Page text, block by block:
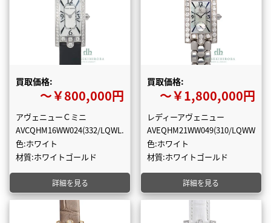
買取価格:
〜￥800,000円
アヴェニューＣミニ
AVCQHM16WW024(332/LQWL.M/D3.1)
色:ホワイト
材質:ホワイトゴールド
詳細を見る
買取価格:
〜￥1,800,000円
レディーアヴェニュー
AVEQHM21WW049(310/LQWW.M/
色:ホワイト
材質:ホワイトゴールド
詳細を見る